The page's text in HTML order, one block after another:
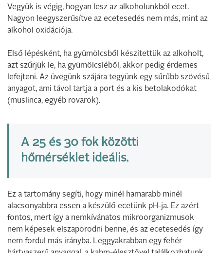
Vegyük is végig, hogyan lesz az alkoholunkból ecet.
Nagyon leegyszerűsítve az ecetesedés nem más, mint az
alkohol oxidációja.
Első lépésként, ha gyümölcsből készítettük az alkoholt,
azt szűrjük le, ha gyümölcsléből, akkor pedig érdemes
lefejteni. Az üvegünk szájára tegyünk egy sűrűbb szövésű
anyagot, ami távol tartja a port és a kis betolakodókat
(muslinca, egyéb rovarok).
A 25 és 30 fok közötti
hőmérséklet ideális.
Ez a tartomány segíti, hogy minél hamarabb minél
alacsonyabbra essen a készülő ecetünk pH-ja. Ez azért
fontos, mert így a nemkívánatos mikroorganizmusok
nem képesek elszaporodni benne, és az ecetesedés így
nem fordul más irányba. Leggyakrabban egy fehér